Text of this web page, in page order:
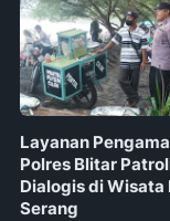
Layanan
Polres Blitar
Dialogis di Wisata
Serang